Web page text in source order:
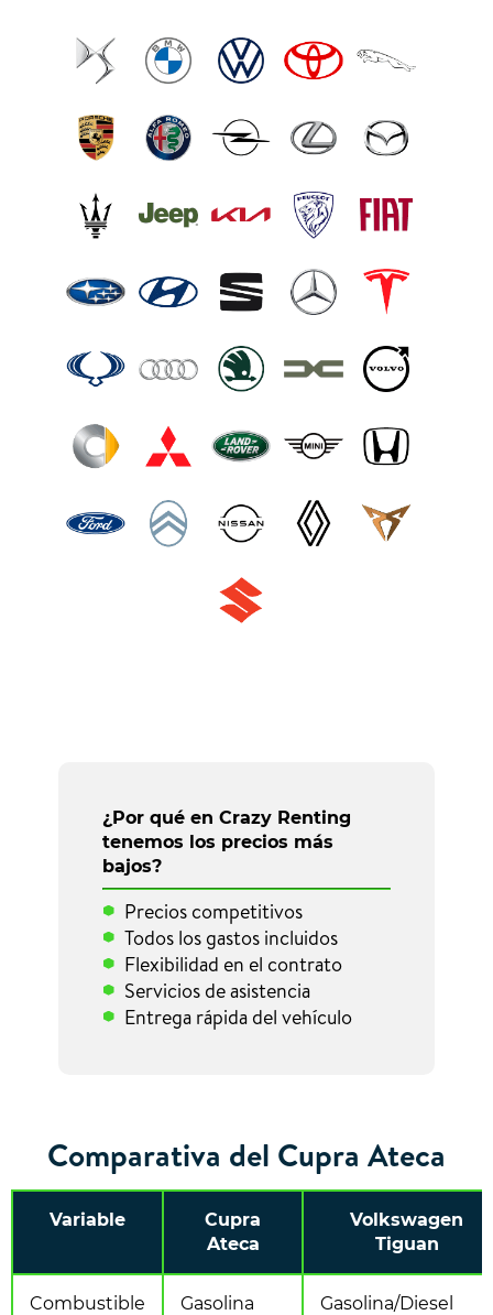
¿Por qué en Crazy Renting
tenemos los precios más
bajos?
Precios competitivos
Todos los gastos incluidos
Flexibilidad en el contrato
Servicios de asistencia
Entrega rápida del vehículo
Comparativa del Cupra Ateca
Variable
Cupra
Ateca
Volkswagen
Tiguan
Combustible Gasolina Gasolina/Diesel